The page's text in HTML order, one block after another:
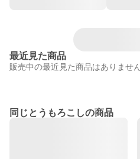
最近見た商品
販売中の最近見た商品はありません
同じとうもろこしの商品